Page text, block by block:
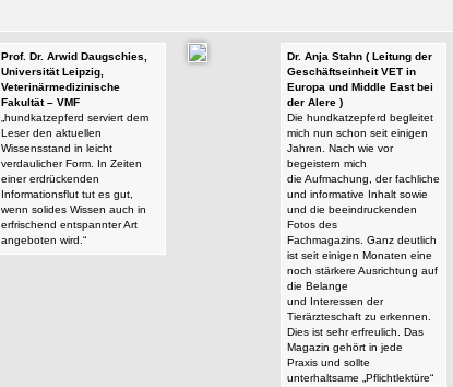
Prof. Dr. Arwid Daugschies,
Universität Leipzig,
Veterinärmedizinische
Fakultät – VMF
„hundkatzepferd serviert dem
Leser den aktuellen
Wissensstand in leicht
verdaulicher Form. In Zeiten
einer erdrückenden
Informationsflut tut es gut,
wenn solides Wissen auch in
erfrischend entspannter Art
angeboten wird.“
Dr. Anja Stahn ( Leitung der
Geschäftseinheit VET in
Europa und Middle East bei
der Alere )
Die hundkatzepferd begleitet
mich nun schon seit einigen
Jahren. Nach wie vor
begeistern mich
die Aufmachung, der fachliche
und informative Inhalt sowie
und die beeindruckenden
Fotos des
Fachmagazins. Ganz deutlich
ist seit einigen Monaten eine
noch stärkere Ausrichtung auf
die Belange
und Interessen der
Tierärzteschaft zu erkennen.
Dies ist sehr erfreulich. Das
Magazin gehört in jede
Praxis und sollte
unterhaltsame „Pflichtlektüre“